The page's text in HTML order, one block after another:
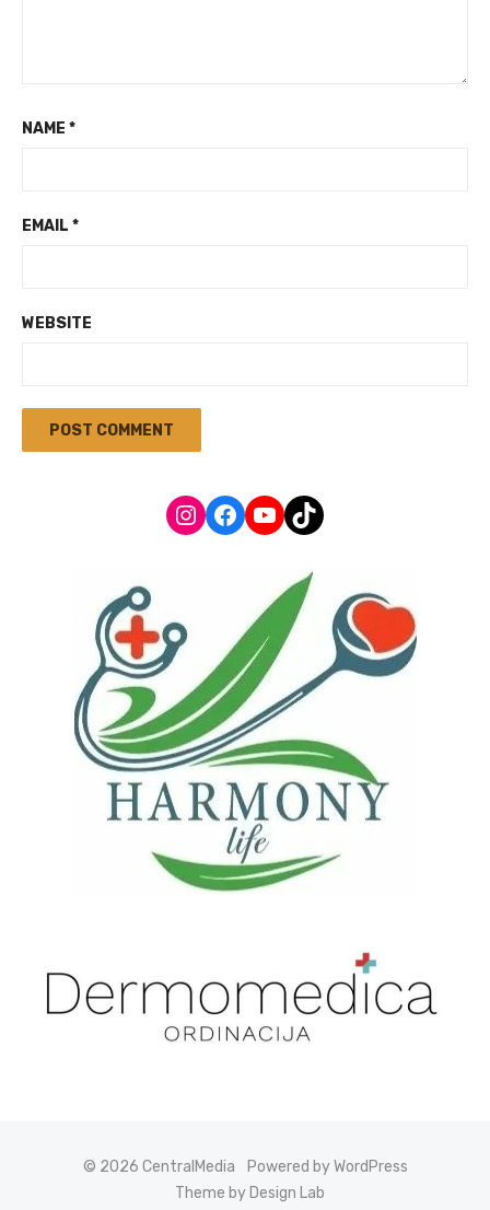
NAME *
EMAIL *
WEBSITE
Instagram
Facebook
YouTube
TikTok
© 2026 CentralMedia
Powered by WordPress
Theme by Design Lab